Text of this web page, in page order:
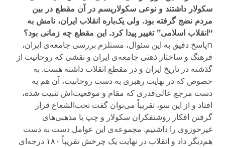
سکولار داشتند و نوعی سکولاریسم در آن مقطع در بین
مردم نضج گرفته بود. ولی یک‌باره انقلاب ایران، نامش به
“انقلاب اسلامی” تغییر پیدا کرد. این مقطع چه زمانی بود؟
nپاسخ دقیق به این سئوال، مستلزم بررسی جامعه‌ی ایران،
فرهنگ و ساختار ذهنی جامعه‌ی ایران و نقشی که روحانیت از
گذشته در تاریخ ایران و در مقطع انقلاب داشته هست. به
خصوص که در نهایت رهبری به دست روحانیت، آن هم به
دست مرجع عالی‌قدری که مقام و موقعیت‌اش تثبیت شده،
افتاد و از این سو، تقریباً می‌توان گفت تحت‌الشعاع قرار
گرفتن افکار روشنفکران سکولار و چپ یا مذهبی‌های
غیرحوزوی را داشتیم. مجموعه‌ی این عوامل دست به دست
هم‌دیگر داد و انقلاب در نهایت یک چرخش تقریباً ۱۸۰ درجه‌ای